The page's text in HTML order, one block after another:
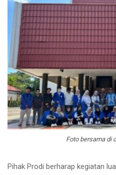
Foto bersama di
Pihak Prodi berharap kegiatan